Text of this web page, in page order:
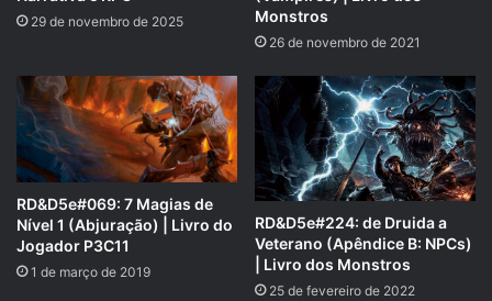
TnB LIVE – D&D 5e – Ep.4 – A Casa da Morte – Rastros de
intrigas | RPG Next
29 de novembro de 2025
Monstros
26 de novembro de 2021
RD&D5e#069: 7 Magias de
Nível 1 (Abjuração) | Livro do
Jogador P3C11
1 de março de 2019
RD&D5e#224: de Druida a
Veterano (Apêndice B: NPCs)
| Livro dos Monstros
25 de fevereiro de 2022